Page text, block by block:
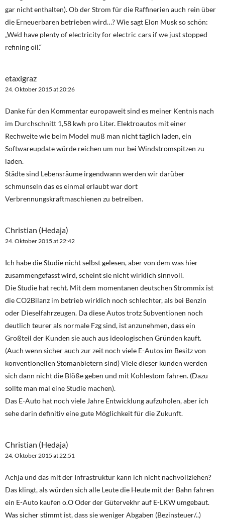
gar nicht enthalten). Ob der Strom für die Raffinerien auch rein über
die Erneuerbaren betrieben wird…? Wie sagt Elon Musk so schön:
„We’d have plenty of electricity for electric cars if we just stopped
refining oil.“
etaxigraz
24. Oktober 2015 at 20:26
Danke für den Kommentar europaweit sind es meiner Kentnis nach
im Durchschnitt 1,58 kwh pro Liter. Elektroautos mit einer
Rechweite wie beim Model muß man nicht täglich laden, ein
Softwareupdate würde reichen um nur bei Windstromspitzen zu
laden.
Städte sind Lebensräume irgendwann werden wir darüber
schmunseln das es einmal erlaubt war dort
Verbrennungskraftmaschienen zu betreiben.
Christian (Hedaja)
24. Oktober 2015 at 22:42
Ich habe die Studie nicht selbst gelesen, aber von dem was hier
zusammengefasst wird, scheint sie nicht wirklich sinnvoll.
Die Studie hat recht. Mit dem momentanen deutschen Strommix ist
die CO2Bilanz im betrieb wirklich noch schlechter, als bei Benzin
oder Dieselfahrzeugen. Da diese Autos trotz Subventionen noch
deutlich teurer als normale Fzg sind, ist anzunehmen, dass ein
Großteil der Kunden sie auch aus ideologischen Gründen kauft.
(Auch wenn sicher auch zur zeit noch viele E-Autos im Besitz von
konventionellen Stomanbietern sind) Viele dieser kunden werden
sich dann nicht die Blöße geben und mit Kohlestom fahren. (Dazu
sollte man mal eine Studie machen).
Das E-Auto hat noch viele Jahre Entwicklung aufzuholen, aber ich
sehe darin definitiv eine gute Möglichkeit für die Zukunft.
Christian (Hedaja)
24. Oktober 2015 at 22:51
Achja und das mit der Infrastruktur kann ich nicht nachvollziehen?
Das klingt, als würden sich alle Leute die Heute mit der Bahn fahren
ein E-Auto kaufen o.O Oder der Gütervekhr auf E-LKW umgebaut.
Was sicher stimmt ist, dass sie weniger Abgaben (Bezinsteuer/..)